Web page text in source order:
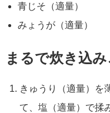
青じそ（適量）
みょうが（適量）
まるで炊き込
きゅうり（適量）を
て、塩（適量）で揉